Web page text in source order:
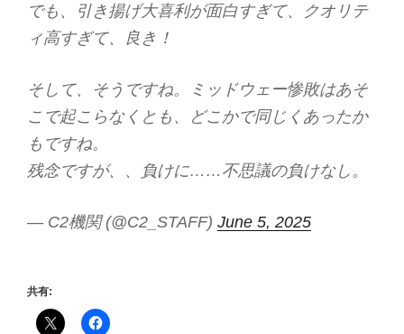
でも、引き揚げ大喜利が面白すぎて、クオリテ
ィ高すぎて、良き！
そして、そうですね。ミッドウェー惨敗はあそ
こで起こらなくとも、どこかで同じくあったか
もですね。
残念ですが、、負けに……不思議の負けなし。
— C2機関 (@C2_STAFF) June 5, 2025
共有: